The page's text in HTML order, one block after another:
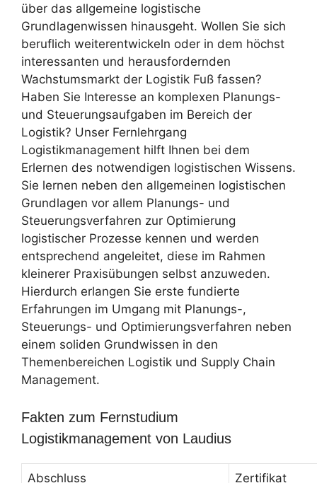
über das allgemeine logistische
Grundlagenwissen hinausgeht. Wollen Sie sich
beruflich weiterentwickeln oder in dem höchst
interessanten und herausfordernden
Wachstumsmarkt der Logistik Fuß fassen?
Haben Sie Interesse an komplexen Planungs-
und Steuerungsaufgaben im Bereich der
Logistik? Unser Fernlehrgang
Logistikmanagement hilft Ihnen bei dem
Erlernen des notwendigen logistischen Wissens.
Sie lernen neben den allgemeinen logistischen
Grundlagen vor allem Planungs- und
Steuerungsverfahren zur Optimierung
logistischer Prozesse kennen und werden
entsprechend angeleitet, diese im Rahmen
kleinerer Praxisübungen selbst anzuweden.
Hierdurch erlangen Sie erste fundierte
Erfahrungen im Umgang mit Planungs-,
Steuerungs- und Optimierungsverfahren neben
einem soliden Grundwissen in den
Themenbereichen Logistik und Supply Chain
Management.
Fakten zum Fernstudium
Logistikmanagement von Laudius
Abschluss Zertifikat